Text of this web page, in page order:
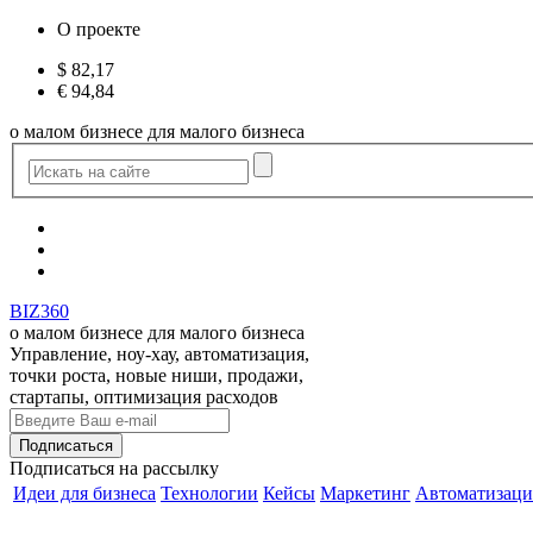
О проекте
$ 82,17
€ 94,84
о малом бизнесе для малого бизнеса
BIZ360
о малом бизнесе для малого бизнеса
Управление, ноу-хау, автоматизация,
точки роста, новые ниши, продажи,
стартапы, оптимизация расходов
Подписаться на рассылку
Идеи для бизнеса Технологии Кейсы Маркетинг